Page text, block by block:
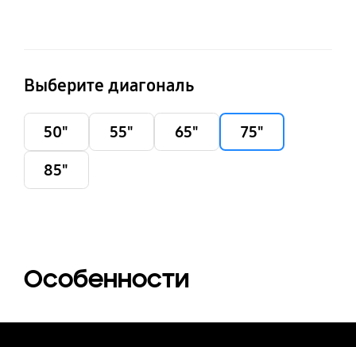
Выберите диагональ
50" 55" 65"
75"
85"
Особенности